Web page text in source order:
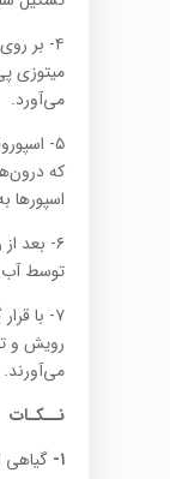
۴- بر
میتوزی
می‌آورد.
۵-
که
اسپورها
۶- بعد
توسط آب
۷- با
رویش و
می‌آورند.
نــکـات
۱-